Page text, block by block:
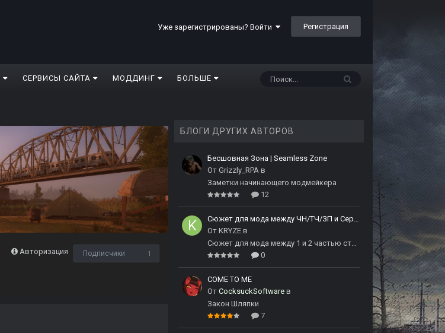
Уже зарегистрированы? Войти Регистрация
СЕРВИСЫ САЙТА МОДДИНГ БОЛЬШЕ
Авторизация Подписчики 1
БЛОГИ ДРУГИХ АВТОРОВ
Бесшовная Зона | Seamless Zone
От Grizzly_RPA в
Заметки начинающего модмейкера
12
Сюжет для мода между ЧН/ТЧ/ЗП и Сердцем Чернобыля
От KRYZE в
0
COME TO ME
От CocksuckSoftware в
Закон Шляпки
7